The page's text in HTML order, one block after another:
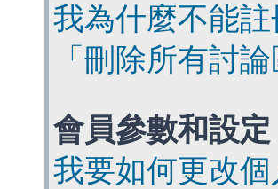
我為什麼不能註
「刪除所有討
會員參數和設定
我要如何更改